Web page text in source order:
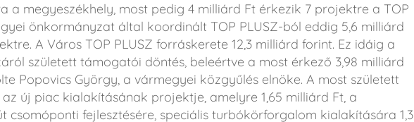
a megyeszékhely, most pedig 4 milliárd Ft érkezik 7 projektre a TOP
önkormányzat által koordinált TOP PLUSZ-ból eddig 5,6 milliárd
A Város TOP PLUSZ forráskerete 12,3 milliárd forint. Ez idáig a
született támogatói döntés, beleértve a most érkező 3,98 milliárd
Popovics György, a vármegyei közgyűlés elnöke. A most született
új piac kialakításának projektje, amelyre 1,65 milliárd Ft, a
csomóponti fejlesztésére, speciális turbókörforgalom kialakítására 1,3